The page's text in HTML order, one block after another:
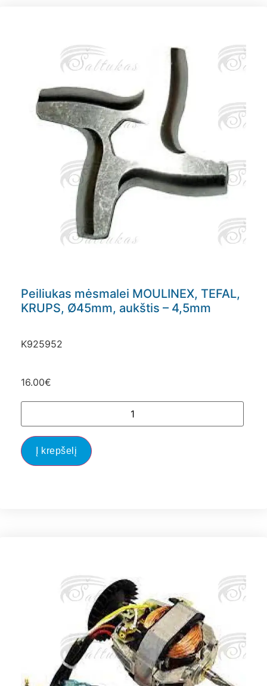
Peiliukas mėsmalei MOULINEX, TEFAL,
KRUPS, Ø45mm, aukštis – 4,5mm
K925952
16.00€
Į krepšelį